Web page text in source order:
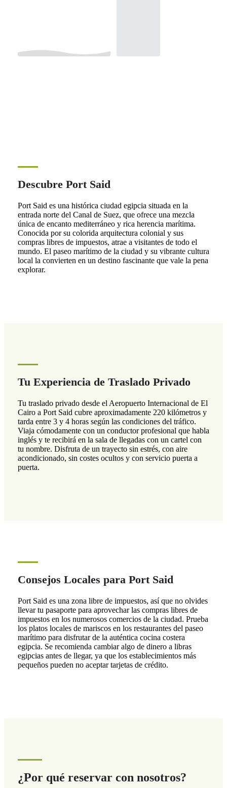
Descubre Port Said
Port Said es una histórica ciudad egipcia situada en la
entrada norte del Canal de Suez, que ofrece una mezcla
única de encanto mediterráneo y rica herencia marítima.
Conocida por su colorida arquitectura colonial y sus
compras libres de impuestos, atrae a visitantes de todo el
mundo. El paseo marítimo de la ciudad y su vibrante cultura
local la convierten en un destino fascinante que vale la pena
explorar.
Tu Experiencia de Traslado Privado
Tu traslado privado desde el Aeropuerto Internacional de El
Cairo a Port Said cubre aproximadamente 220 kilómetros y
tarda entre 3 y 4 horas según las condiciones del tráfico.
Viaja cómodamente con un conductor profesional que habla
inglés y te recibirá en la sala de llegadas con un cartel con
tu nombre. Disfruta de un trayecto sin estrés, con aire
acondicionado, sin costes ocultos y con servicio puerta a
puerta.
Consejos Locales para Port Said
Port Said es una zona libre de impuestos, así que no olvides
llevar tu pasaporte para aprovechar las compras libres de
impuestos en los numerosos comercios de la ciudad. Prueba
los platos locales de mariscos en los restaurantes del paseo
marítimo para disfrutar de la auténtica cocina costera
egipcia. Se recomienda cambiar algo de dinero a libras
egipcias antes de llegar, ya que los establecimientos más
pequeños pueden no aceptar tarjetas de crédito.
¿Por qué reservar con nosotros?